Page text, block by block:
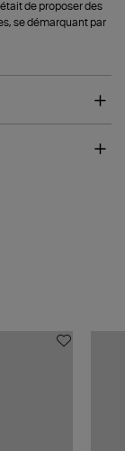
de proposer des
se démarquant par